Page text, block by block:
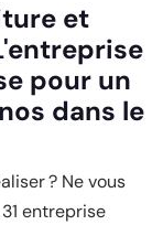
et
pour un
dans le
? Ne vous
entreprise